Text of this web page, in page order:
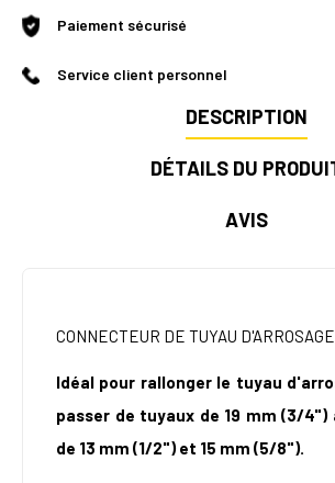
Paiement sécurisé
Service client personnel
DESCRIPTION
DÉTAILS DU
AVIS
CONNECTEUR DE TUYAU
Idéal pour rallonger le tuyau
passer de tuyaux de 19 mm (3/4")
de 13 mm (1/2") et 15 mm (5/8").